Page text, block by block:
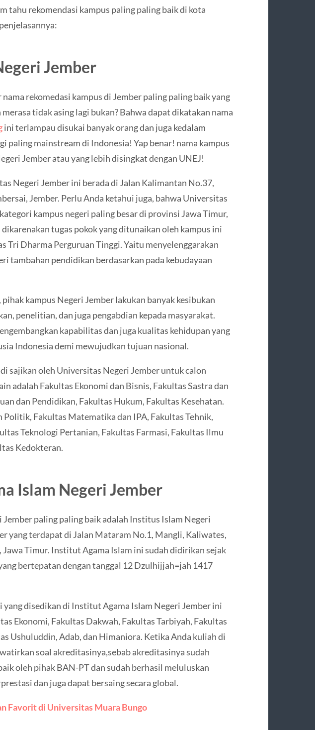
tahu rekomendasi kampus paling paling baik di kota
Jember
rekomedasi kampus di Jember paling paling baik yang
tidak asing lagi bukan? Bahwa dapat dikatakan nama
ini terlampau disukai banyak orang dan juga kedalam
paling mainstream di Indonesia! Yap benar! nama kampus
Jember atau yang lebih disingkat dengan UNEJ!
Negeri Jember ini berada di Jalan Kalimantan No.37,
Jember. Perlu Anda ketahui juga, bahwa Universitas
kampus negeri paling besar di provinsi Jawa Timur,
tugas pokok yang ditunaikan oleh kampus ini
Tri Dharma Perguruan Tinggi. Yaitu menyelenggarakan
tambahan pendidikan berdasarkan pada kebudayaan
kampus Negeri Jember lakukan banyak kesibukan
penelitian, dan juga pengabdian kepada masyarakat.
kapabilitas dan juga kualitas kehidupan yang
Indonesia demi mewujudkan tujuan nasional.
sajikan oleh Universitas Negeri Jember untuk calon
adalah Fakultas Ekonomi dan Bisnis, Fakultas Sastra dan
dan Pendidikan, Fakultas Hukum, Fakultas Kesehatan.
Politik, Fakultas Matematika dan IPA, Fakultas Tehnik,
Teknologi Pertanian, Fakultas Farmasi, Fakultas Ilmu
Kedokteran.
Islam Negeri Jember
Jember paling paling baik adalah Institus Islam Negeri
yang terdapat di Jalan Mataram No.1, Mangli, Kaliwates,
Jawa Timur. Institut Agama Islam ini sudah didirikan sejak
bertepatan dengan tanggal 12 Dzulhijjah=jah 1417
yang disedikan di Institut Agama Islam Negeri Jember ini
Ekonomi, Fakultas Dakwah, Fakultas Tarbiyah, Fakultas
Ushuluddin, Adab, dan Himaniora. Ketika Anda kuliah di
soal akreditasinya,sebab akreditasinya sudah
oleh pihak BAN-PT dan sudah berhasil meluluskan
dan juga dapat bersaing secara global.
Favorit di Universitas Muara Bungo